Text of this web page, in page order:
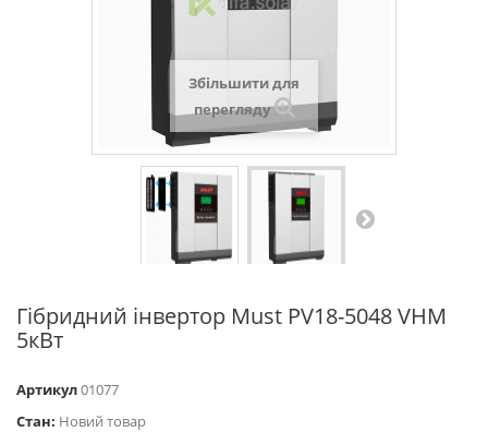
Збільшити для
перегляду
Гібридний інвертор Must PV18-5048 VHM
5кВт
Артикул01077
Стан: Новий товар